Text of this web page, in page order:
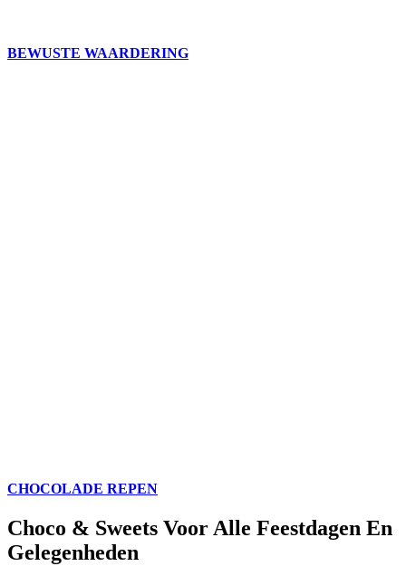
BEWUSTE WAARDERING
CHOCOLADE REPEN
Choco & Sweets Voor Alle Feestdagen En
Gelegenheden